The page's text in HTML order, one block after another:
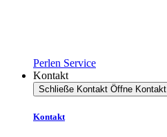
Perlen Service
Kontakt
Schließe Kontakt Öffne Kontakt
Kontakt